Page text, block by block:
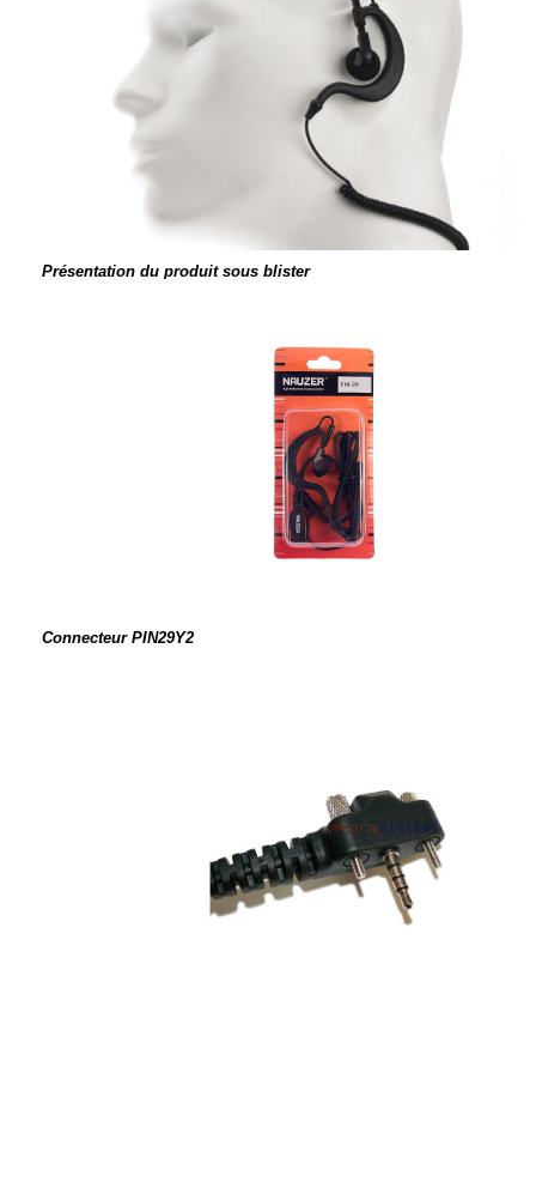
Présentation du produit sous blister
Connecteur PIN29Y2